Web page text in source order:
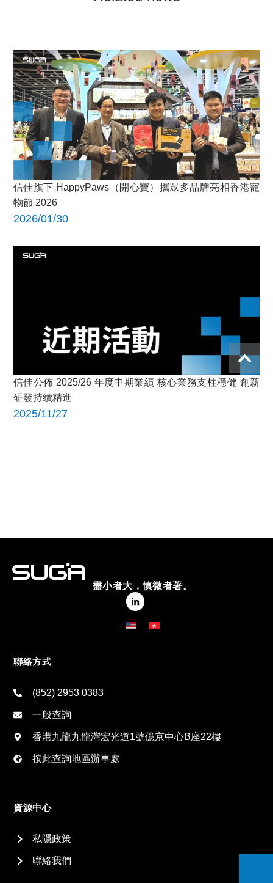
信佳旗下 HappyPaws（開心寶）攜眾多品牌亮相香港寵
物節 2026
2026/01/30
信佳公佈 2025/26 年度中期業績 核心業務支柱穩健 創新
研發持續精進
2025/11/27
盡小者大，慎微者著。
聯絡方式
(852) 2953 0383
一般查詢
香港九龍九龍灣宏光道1號億京中心B座22樓
按此查詢地區辦事處
資源中心
私隱政策
聯絡我們